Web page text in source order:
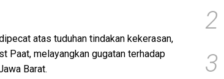
atas tuduhan tindakan kekerasan,
Paat, melayangkan gugatan terhadap
Barat.
2
3